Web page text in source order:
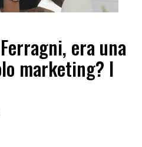
era una
marketing? I